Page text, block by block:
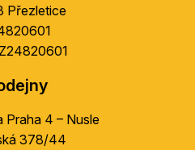
Přezletice
Praha 4 – Nusle
378/44